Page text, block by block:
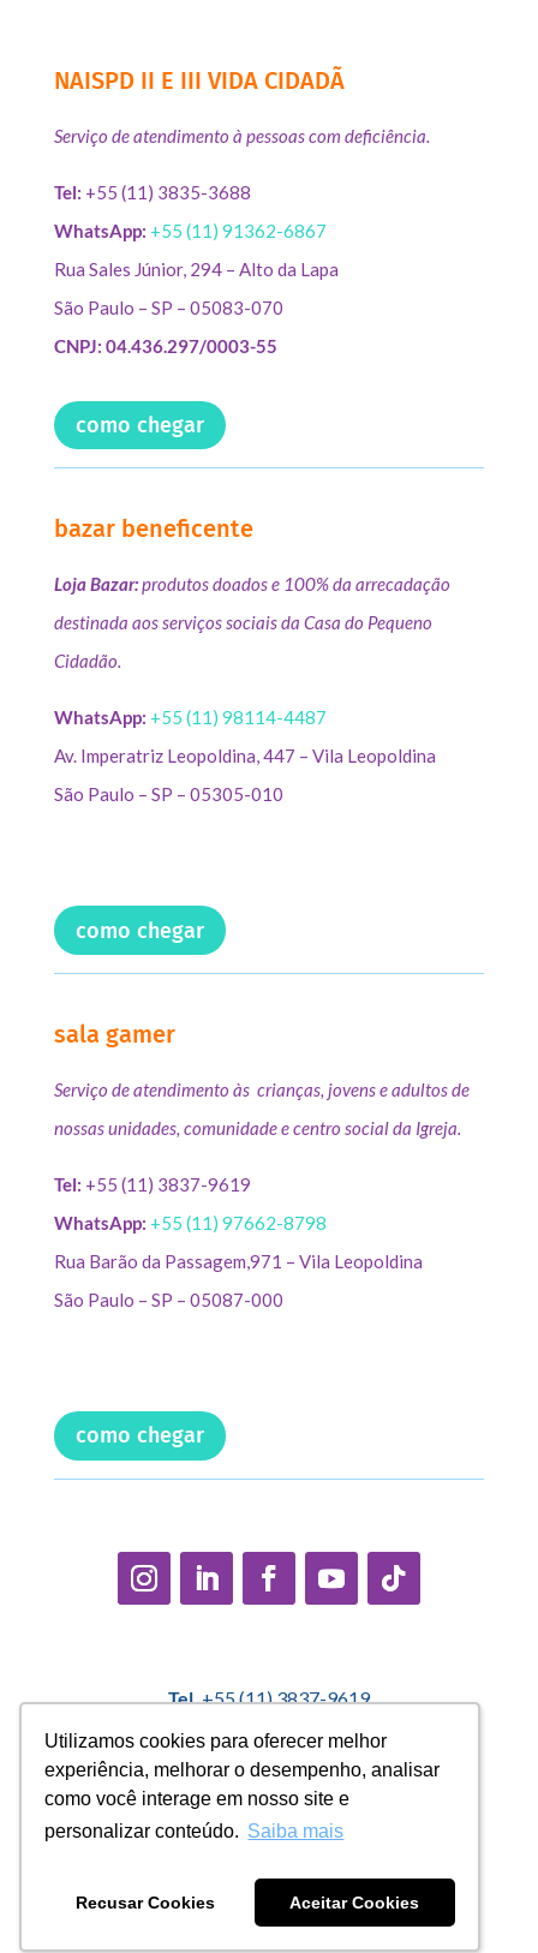
Utilizamos cookies para oferecer melhor
experiência, melhorar o desempenho, analisar
como você interage em nosso site e
personalizar conteúdo. Saiba mais
Recusar Cookies Aceitar Cookies
Utilizamos cookies para oferecer melhor
experiência, melhorar o desempenho, analisar
como você interage em nosso site e
personalizar conteúdo. Saiba mais
Recusar Cookies Aceitar Cookies
NAISPD II E III VIDA CIDADÃ
Serviço de atendimento à pessoas com deficiência.
Tel: +55 (11) 3835-3688
WhatsApp: +55 (11) 91362-6867
Rua Sales Júnior, 294 – Alto da Lapa
São Paulo – SP – 05083-070
CNPJ: 04.436.297/0003-55
como chegar
bazar beneficente
Loja Bazar:produtos doados e 100% da arrecadação
destinada aos serviços sociais da Casa do Pequeno
Cidadão.
WhatsApp: +55 (11) 98114-4487
Av. Imperatriz Leopoldina, 447 – Vila Leopoldina
São Paulo – SP – 05305-010
como chegar
sala gamer
Serviço de atendimento às crianças, jovens e adultos de
nossas unidades, comunidade e centro social da Igreja.
Tel: +55 (11) 3837-9619
WhatsApp: +55 (11) 97662-8798
Rua Barão da Passagem,971 – Vila Leopoldina
São Paulo – SP – 05087-000
como chegar
Tel.+55 (11) 3837-9619
Política Interna de Proteção de Dados |Encarregado de
Dados: Marcelo Correa |
denuncias@casadopequenocidadao.org.br